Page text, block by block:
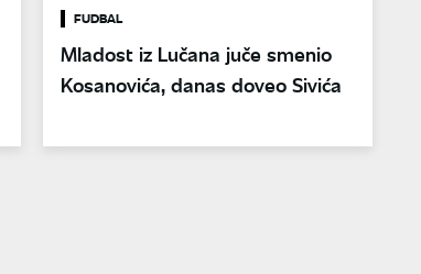
FUDBAL
Mladost iz Lučana juče smenio
Kosanovića, danas doveo Sivića